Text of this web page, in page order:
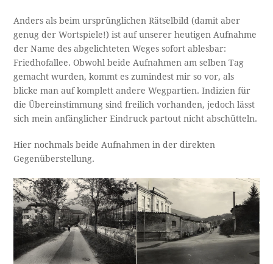
Anders als beim ursprünglichen Rätselbild (damit aber
genug der Wortspiele!) ist auf unserer heutigen Aufnahme
der Name des abgelichteten Weges sofort ablesbar:
Friedhofallee. Obwohl beide Aufnahmen am selben Tag
gemacht wurden, kommt es zumindest mir so vor, als
blicke man auf komplett andere Wegpartien. Indizien für
die Übereinstimmung sind freilich vorhanden, jedoch lässt
sich mein anfänglicher Eindruck partout nicht abschütteln.
Hier nochmals beide Aufnahmen in der direkten
Gegenüberstellung.